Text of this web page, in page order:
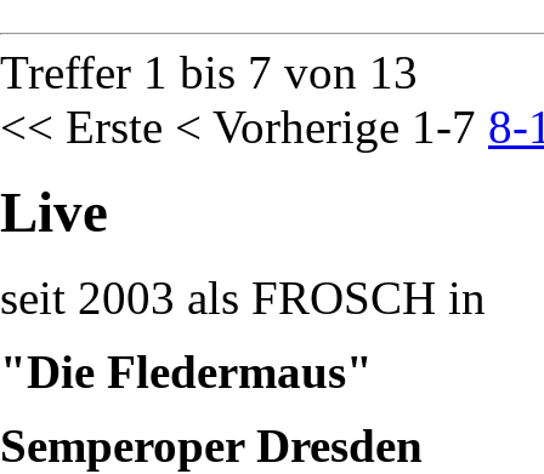
Treffer 1 bis 7 von 13
<< Erste < Vorherige 1-7 8-
Live
seit 2003 als FROSCH in
"Die Fledermaus"
Semperoper Dresden